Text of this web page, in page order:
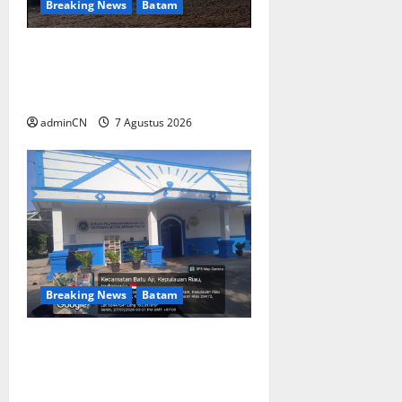
Breaking News Batam
adminCN 7 Agustus 2026
Breaking News Batam